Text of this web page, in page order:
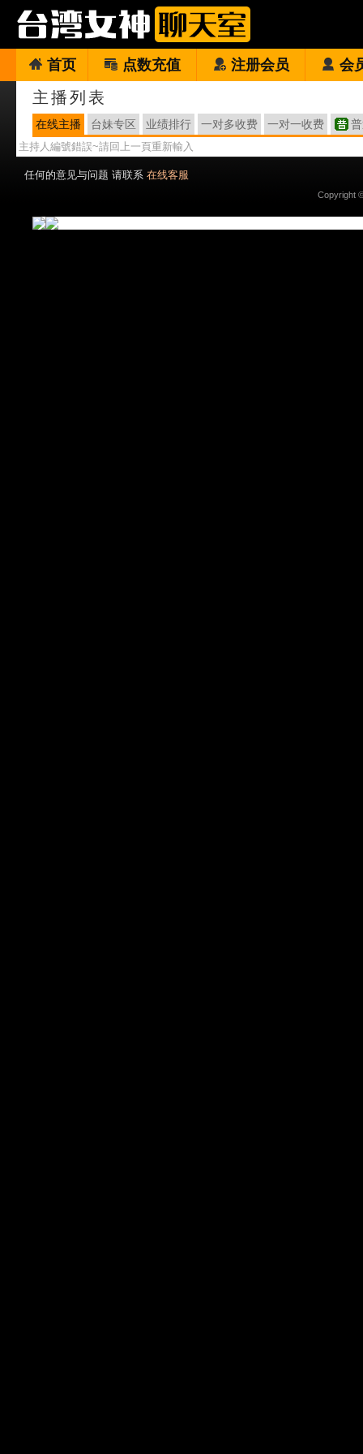
首页 点数充值 注册会员 会
主播列表
在线主播 台妹专区 业绩排行 一对多收费 一对一收费
主持人編號錯誤~請回上一頁重新輸入
任何的意见与问题 请联系 在线客服
Copyright